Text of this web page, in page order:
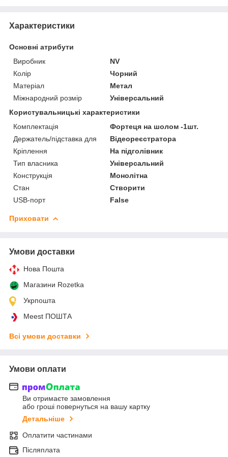
Характеристики
Основні атрибути
Виробник
NV
Колір
Чорний
Матеріал
Метал
Міжнародний розмір
Універсальний
Користувальницькі характеристики
Комплектація
Фортеця на шолом -1шт.
Держатель/підставка для
Відеореєстратора
Кріплення
На підголівник
Тип власника
Універсальний
Конструкція
Монолітна
Стан
Створити
USB-порт
False
Приховати
Умови доставки
Нова Пошта
Магазини Rozetka
Укрпошта
Meest ПОШТА
Всі умови доставки
Умови оплати
Ви отримаєте замовлення
або гроші повернуться на вашу картку
Детальніше
Оплатити частинами
Післяплата